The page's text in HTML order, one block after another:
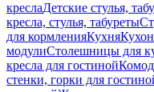
креслаДетские стулья,
кресла, стулья, табуреты
для кормленияКухня
модулиСтолешницы для
кресла для гостиной
стенки, горки для